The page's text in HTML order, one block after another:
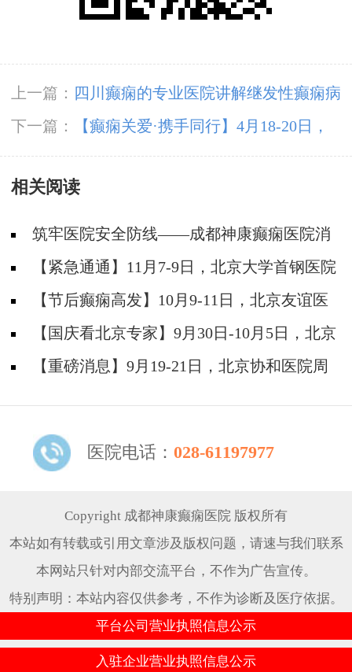
上一篇：
四川癫痫的专业医院讲解继发性癫痫病
怎么治疗?
下一篇：
【癫痫关爱·携手同行】4月18-20日，
北京知名专家联合多学科会诊，开启康复新篇章
相关阅读
筑牢医院安全防线——成都神康癫痫医院消
防安全培训纪实
【紧急通通】11月7-9日，北京大学首钢医院
神经内科胡颖教授亲临成都会诊，破解癫痫疑难
【节后癫痫高发】10月9-11日，北京友谊医
院陈葵博士免费会诊+治疗援助，破解癫痫难
题！
【国庆看北京专家】9月30日-10月5日，北京
天坛&首钢医院两大专家蓉城亲诊+癫痫大额救
【重磅消息】9月19-21日，北京协和医院周
线！
医院电话： 028-61197977
Copyright 成都神康癫痫医院 版权所有
本站如有转载或引用文章涉及版权问题，请速与我们联系
本网站只针对内部交流平台，不作为广告宣传。
特别声明：本站内容仅供参考，不作为诊断及医疗依据。
平台公司营业执照信息公示
入驻企业营业执照信息公示